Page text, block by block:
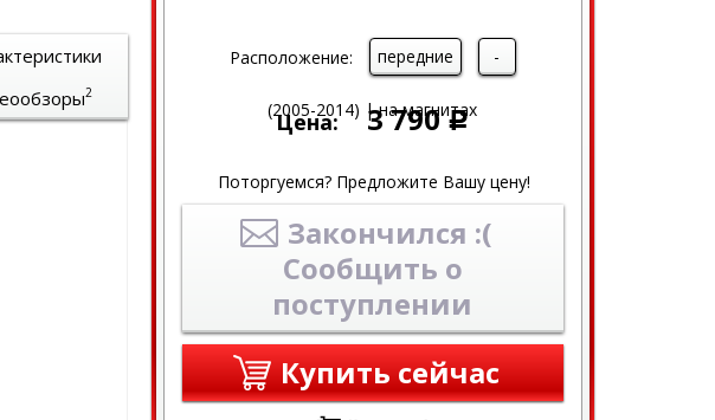
Расположение: передние -
Цена: 3 790 Р
Поторгуемся? Предложите Вашу цену!
Закончился :(
Сообщить о
поступлении
Купить сейчас
2